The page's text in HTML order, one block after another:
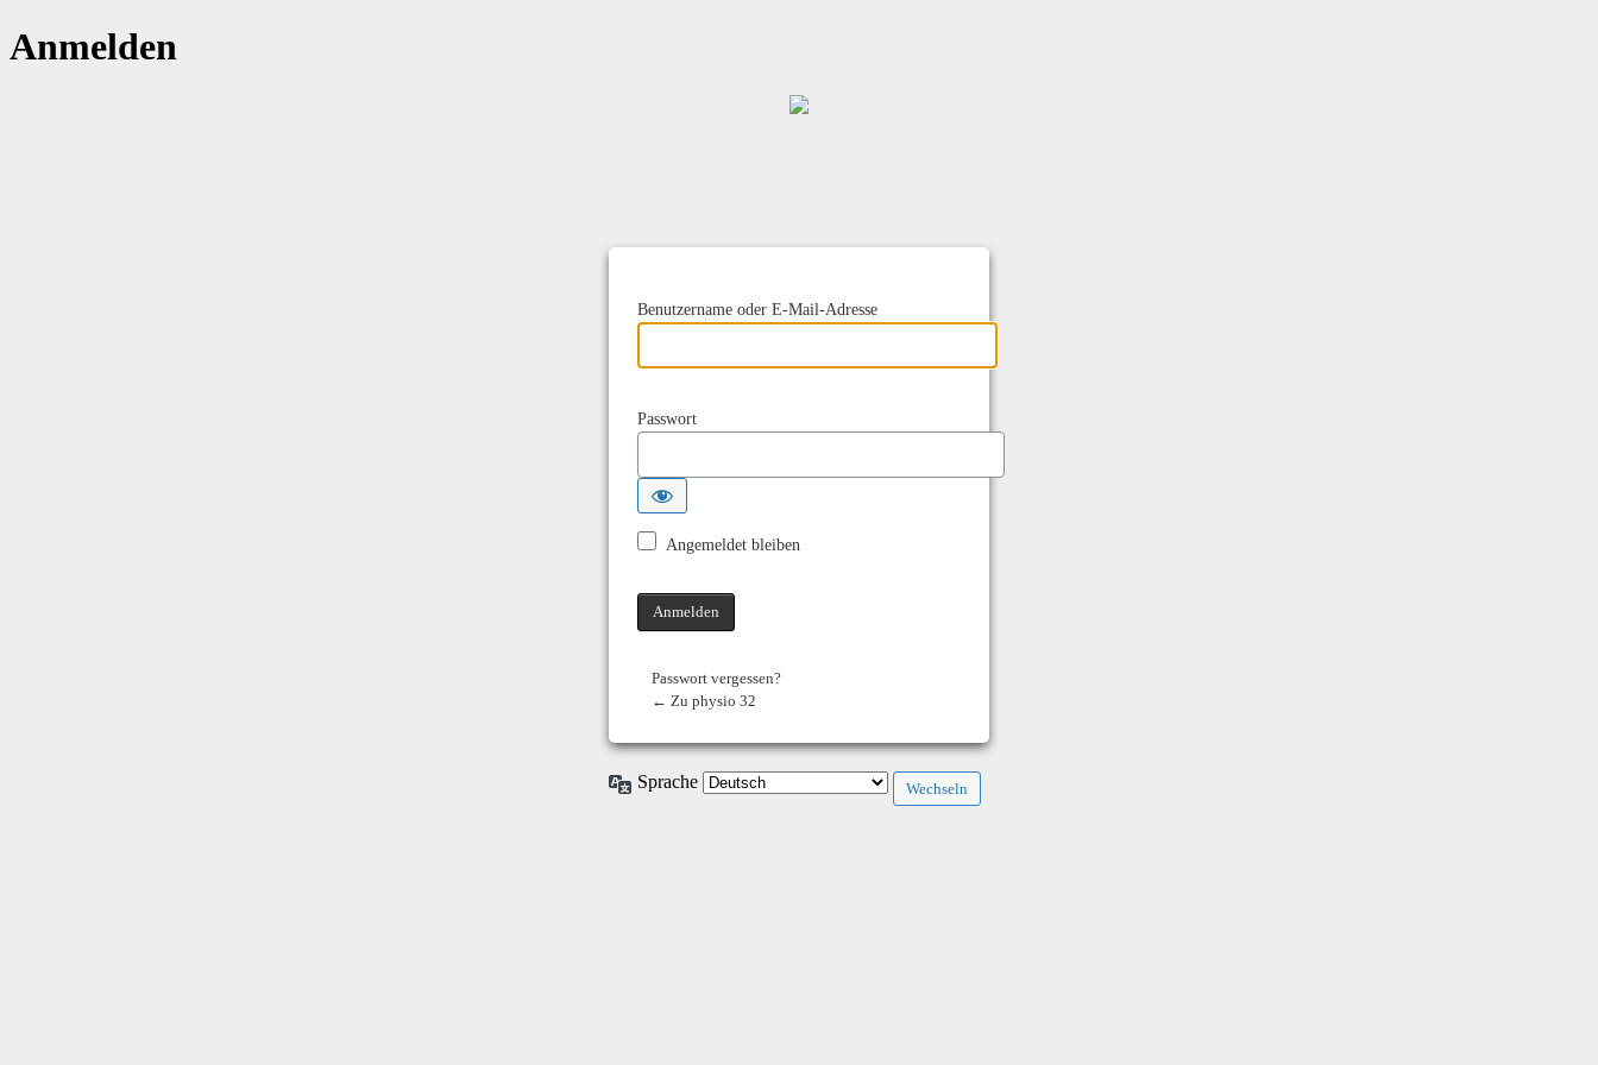
Anmelden
Benutzername oder E-Mail-Adresse
Passwort
Angemeldet bleiben
Passwort vergessen?
← Zu physio 32
Sprache